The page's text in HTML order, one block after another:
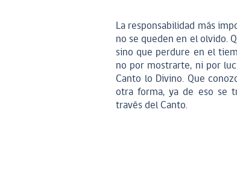
La responsabilidad más
no se queden en el olvido.
sino que perdure en el
no por mostrarte, ni por
Canto lo Divino. Que
otra forma, ya de eso se
través del Canto.